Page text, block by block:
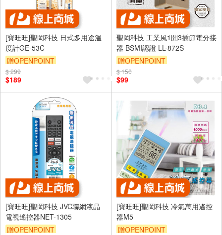
[寶旺旺]聖岡科技 日式多用途溫
度計GE-53C
贈OPENPOINT
$ 299
$189
聖岡科技 工業風1開3插節電分接
器 BSMI認證 LL-872S
贈OPENPOINT
$ 150
$99
[寶旺旺]聖岡科技 JVC聯網液晶
電視遙控器NET-1305
贈OPENPOINT
[寶旺旺]聖岡科技 冷氣萬用遙控
器M5
贈OPENPOINT